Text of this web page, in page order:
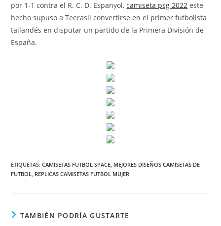
por 1-1 contra el R. C. D. Espanyol,camiseta psg 2022 este
hecho supuso a Teerasil convertirse en el primer futbolista
tailandés en disputar un partido de la Primera División de
España.
ETIQUETAS:CAMISETAS FUTBOL SPACE, MEJORES DISEÑOS CAMISETAS DE
FUTBOL, REPLICAS CAMISETAS FUTBOL MUJER
TAMBIÉN PODRÍA GUSTARTE